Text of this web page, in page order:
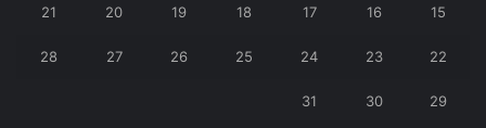
15
16
17
18
19
20
21
22
23
24
25
26
27
28
29
30
31